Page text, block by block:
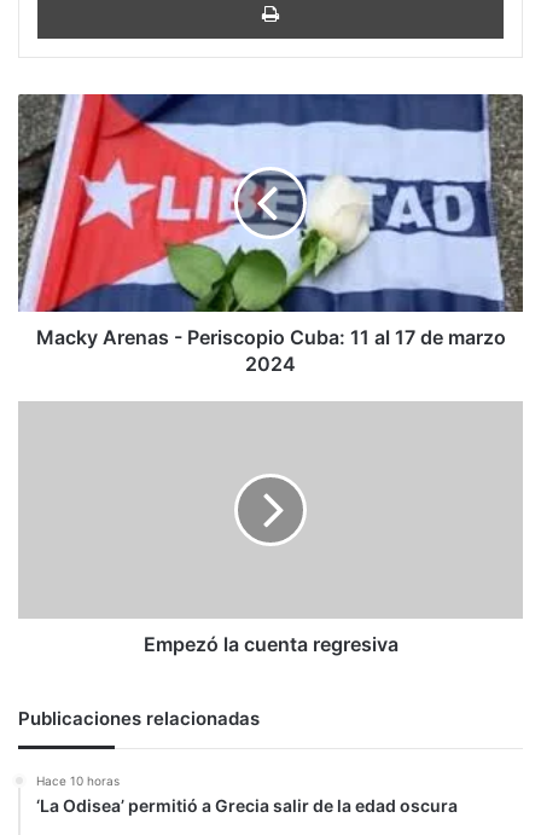
Macky
Arenas
-
Periscopio
Cuba:
11
al
17
de
marzo
Macky Arenas - Periscopio Cuba: 11 al 17 de marzo
2024
Empezó la cuenta regresiva
Publicaciones relacionadas
Hace 10 horas
‘La Odisea’ permitió a Grecia salir de la edad oscura